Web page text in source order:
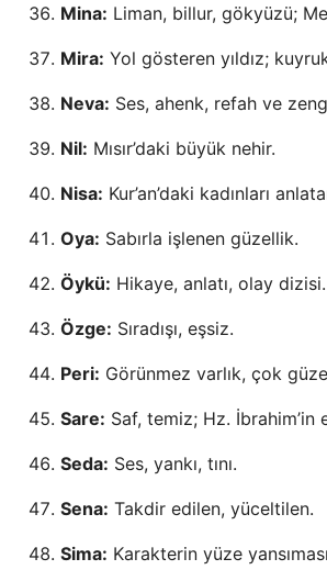
Mina: Liman, billur, gökyüzü;
Mira: Yol gösteren yıldız;
Neva: Ses, ahenk, refah ve
Nil: Mısır’daki büyük nehir.
Nisa: Kur’an’daki kadınları
Oya: Sabırla işlenen güzellik.
Öykü: Hikaye, anlatı, olay dizisi.
Özge: Sıradışı, eşsiz.
Peri: Görünmez varlık, çok
Sare: Saf, temiz; Hz. İbrahim’in
Seda: Ses, yankı, tını.
Sena: Takdir edilen, yüceltilen.
Sima: Karakterin yüze